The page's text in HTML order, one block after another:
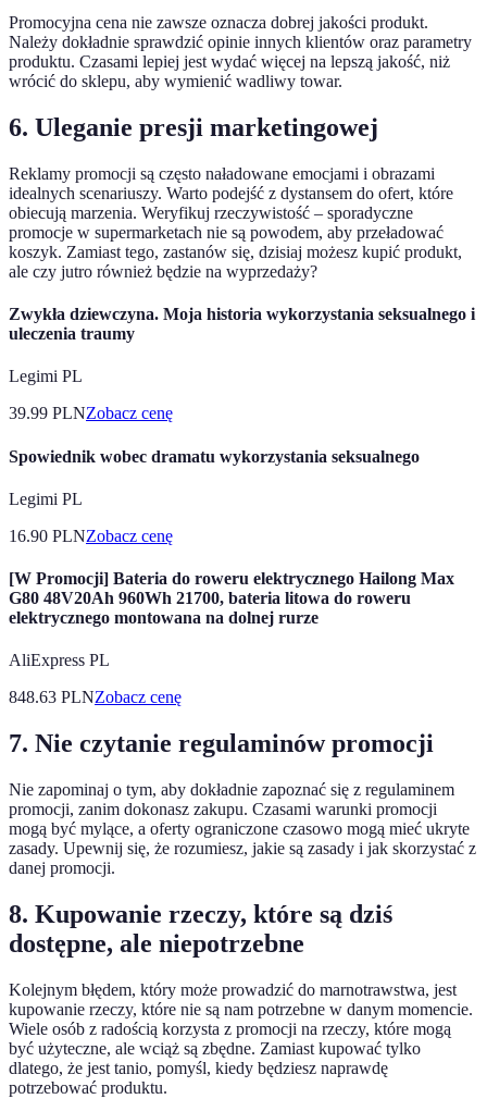
Promocyjna cena nie zawsze oznacza dobrej jakości produkt.
Należy dokładnie sprawdzić opinie innych klientów oraz parametry
produktu. Czasami lepiej jest wydać więcej na lepszą jakość, niż
wrócić do sklepu, aby wymienić wadliwy towar.
6. Uleganie presji marketingowej
Reklamy promocji są często naładowane emocjami i obrazami
idealnych scenariuszy. Warto podejść z dystansem do ofert, które
obiecują marzenia. Weryfikuj rzeczywistość – sporadyczne
promocje w supermarketach nie są powodem, aby przeładować
koszyk. Zamiast tego, zastanów się, dzisiaj możesz kupić produkt,
ale czy jutro również będzie na wyprzedaży?
Zwykła dziewczyna. Moja historia wykorzystania seksualnego i
uleczenia traumy
Legimi PL
39.99 PLNZobacz cenę
Spowiednik wobec dramatu wykorzystania seksualnego
Legimi PL
16.90 PLNZobacz cenę
[W Promocji] Bateria do roweru elektrycznego Hailong Max
G80 48V20Ah 960Wh 21700, bateria litowa do roweru
elektrycznego montowana na dolnej rurze
AliExpress PL
848.63 PLNZobacz cenę
7. Nie czytanie regulaminów promocji
Nie zapominaj o tym, aby dokładnie zapoznać się z regulaminem
promocji, zanim dokonasz zakupu. Czasami warunki promocji
mogą być mylące, a oferty ograniczone czasowo mogą mieć ukryte
zasady. Upewnij się, że rozumiesz, jakie są zasady i jak skorzystać z
danej promocji.
8. Kupowanie rzeczy, które są dziś
dostępne, ale niepotrzebne
Kolejnym błędem, który może prowadzić do marnotrawstwa, jest
kupowanie rzeczy, które nie są nam potrzebne w danym momencie.
Wiele osób z radością korzysta z promocji na rzeczy, które mogą
być użyteczne, ale wciąż są zbędne. Zamiast kupować tylko
dlatego, że jest tanio, pomyśl, kiedy będziesz naprawdę
potrzebować produktu.